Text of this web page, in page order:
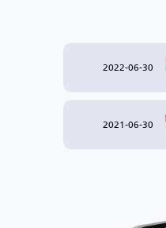
2022-06-30
2021-06-30